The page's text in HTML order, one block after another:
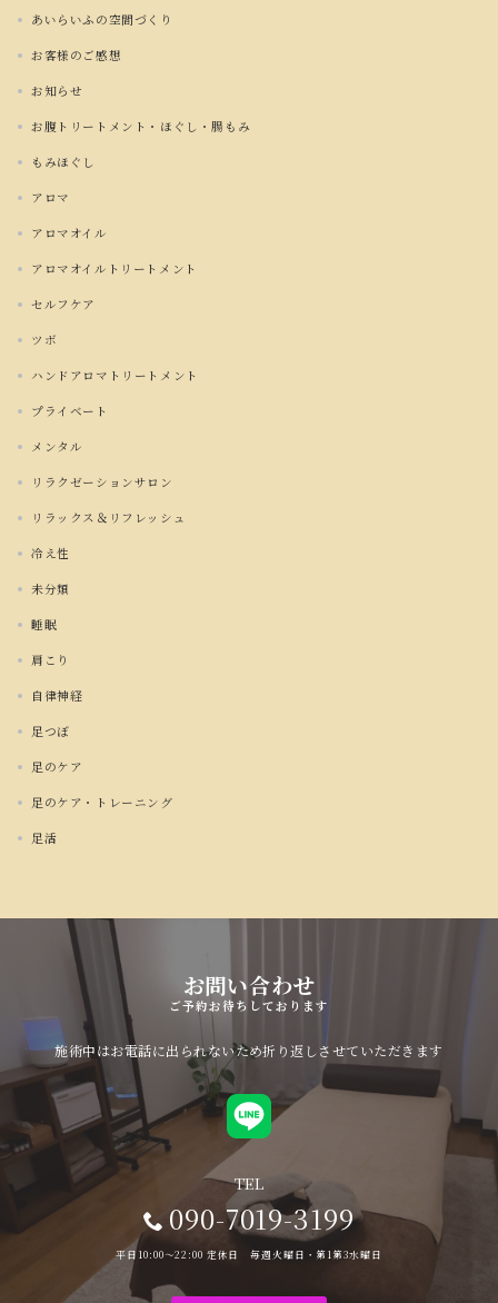
あいらいふの空間づくり
お客様のご感想
お知らせ
お腹トリートメント・ほぐし・腸もみ
もみほぐし
アロマ
アロマオイル
アロマオイルトリートメント
セルフケア
ツボ
ハンドアロマトリートメント
プライベート
メンタル
リラクゼーションサロン
リラックス＆リフレッシュ
冷え性
未分類
睡眠
肩こり
自律神経
足つぼ
足のケア
足のケア・トレーニング
足活
お問い合わせ
ご予約お待ちしております
施術中はお電話に出られないため折り返しさせていただきます
TEL
090-7019-3199
平日10:00〜22:00 定休日 毎週火曜日・第1第3水曜日